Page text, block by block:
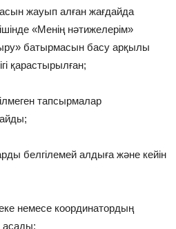
жауып алған жағдайда
«Менің нәтижелерім»
батырмасын басу арқылы
қарастырылған;
тапсырмалар
белгілемей алдыға және кейін
немесе координатордың
асады;